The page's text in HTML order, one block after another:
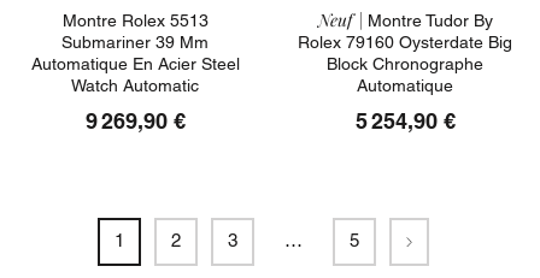
Montre Rolex 5513
Submariner 39 Mm
Automatique En Acier Steel
Watch Automatic
9 269,90 €
Neuf | Montre Tudor By
Rolex 79160 Oysterdate Big
Block Chronographe
Automatique
5 254,90 €
1 2 3 … 5 Suivant